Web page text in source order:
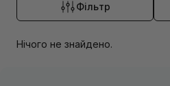
Фільтр
Нічого не знайдено.